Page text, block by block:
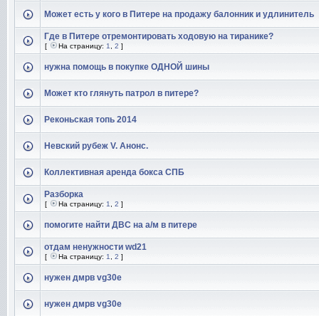
Может есть у кого в Питере на продажу балонник и удлинитель
Где в Питере отремонтировать ходовую на тиранике?
[ На страницу: 1 2 ]
нужна помощь в покупке ОДНОЙ шины
Может кто глянуть патрол в питере?
Реконьская топь 2014
Невский рубеж V. Анонс.
Коллективная аренда бокса СПБ
Разборка
[ На страницу: 1 2 ]
помогите найти ДВС на а/м в питере
отдам ненужности wd21
[ На страницу: 1 2 ]
нужен дмрв vg30e
нужен дмрв vg30e